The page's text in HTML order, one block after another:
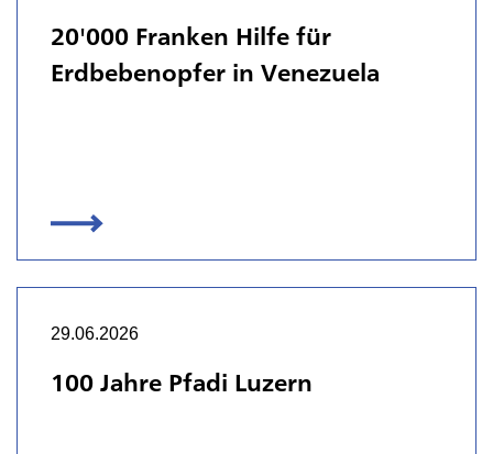
20'000 Franken Hilfe für
Erdbebenopfer in Venezuela
29.06.2026
100 Jahre Pfadi Luzern